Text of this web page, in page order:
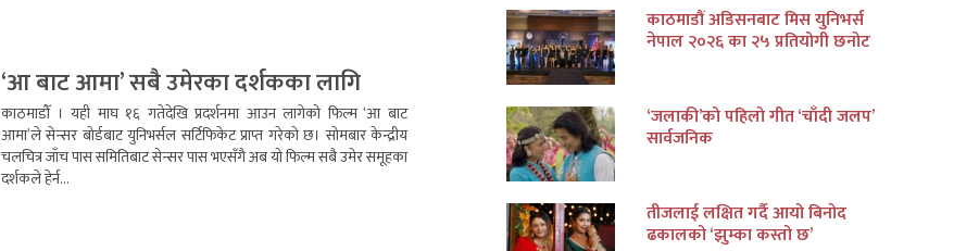
‘आ बाट आमा’ सबै उमेरका दर्शकका लागि
काठमाडौँ । यही माघ १६ गतेदेखि प्रदर्शनमा आउन लागेको फिल्म ‘आ बाट
आमा’ले सेन्सर बोर्डबाट युनिभर्सल सर्टिफिकेट प्राप्त गरेको छ। सोमबार केन्द्रीय
चलचित्र जाँच पास समितिबाट सेन्सर पास भएसँगै अब यो फिल्म सबै उमेर समूहका
दर्शकले हेर्न...
काठमाडौं अडिसनबाट मिस युनिभर्स
नेपाल २०२६ का २५ प्रतियोगी छनोट
‘जलाकी’को पहिलो गीत ‘चाँदी जलप’
सार्वजनिक
तीजलाई लक्षित गर्दै आयो बिनोद
ढकालको ‘झुम्का कस्तो छ’